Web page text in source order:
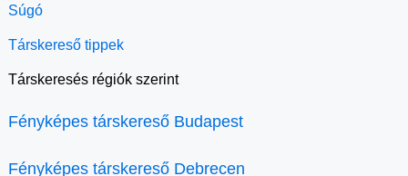
Súgó
Társkereső tippek
Társkeresés régiók szerint
Fényképes társkereső Budapest
Fényképes társkereső Debrecen